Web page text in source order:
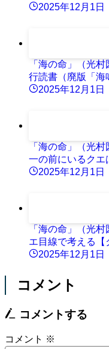
2025年12月1日
「海の命」（光
行読書（廃版「海
2025年12月1日
「海の命」（光
一の前にいるクエ
2025年12月1日
「海の命」（光
エ目線で考える【
2025年12月1日
コメント
コメントする
コメント ※